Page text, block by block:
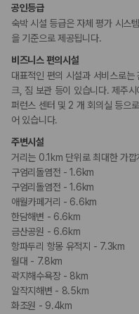
공인등급
숙박 시설 등급은 자체 평가 시스
을 기준으로 제공됩니다.
비즈니스 편의시설
대표적인 편의 시설과 서비스로
크, 짐 보관 등이 있습니다. 제주
퍼런스 센터 및 2 개 회의실 등으
어 있습니다.
주변시설
거리는 0.1km 단위로 최대한 가깝
구엄리돌염전 - 1.6km
구엄리돌염전 - 1.6km
애월카페거리 - 6.6km
한담해변 - 6.6km
금산공원 - 6.6km
항파두리 항몽 유적지 - 7.3km
월대 - 7.8km
곽지해수욕장 - 8km
알작지해변 - 8.5km
화조원 - 9.4km